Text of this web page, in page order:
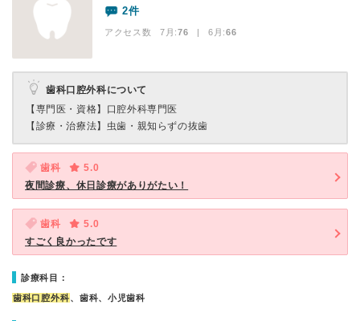
2件
アクセス数 7月:76 | 6月:66
歯科口腔外科について
【専門医・資格】 口腔外科専門医
【診療・治療法】 虫歯・親知らずの抜歯
歯科
5.0
夜間診療、休日診療がありがたい！
歯科
5.0
すごく良かったです
診療科目：
歯科口腔外科、歯科、小児歯科